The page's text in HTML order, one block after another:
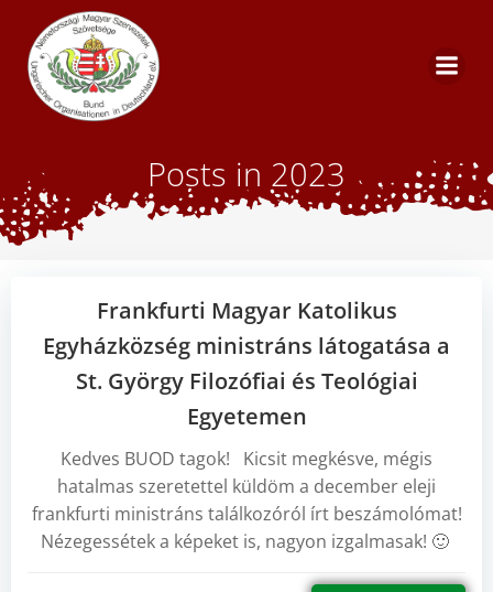
Posts in 2023
Frankfurti Magyar Katolikus
Egyházközség ministráns látogatása a
St. György Filozófiai és Teológiai
Egyetemen
Kedves BUOD tagok! Kicsit megkésve, mégis
hatalmas szeretettel küldöm a december eleji
frankfurti ministráns találkozóról írt beszámolómat!
Nézegessétek a képeket is, nagyon izgalmasak! 🙂